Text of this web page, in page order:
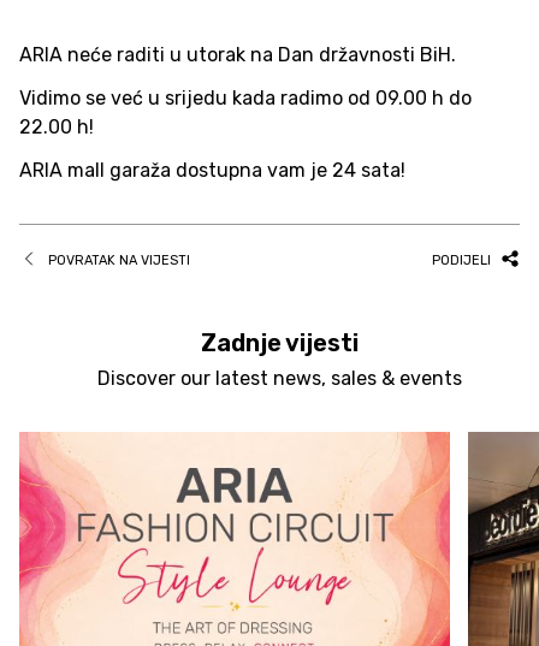
ARIA neće raditi u utorak na Dan državnosti BiH.
Vidimo se već u srijedu kada radimo od 09.00 h do
22.00 h!
ARIA mall garaža dostupna vam je 24 sata!
POVRATAK NA VIJESTI PODIJELI
Zadnje vijesti
Discover our latest news, sales & events